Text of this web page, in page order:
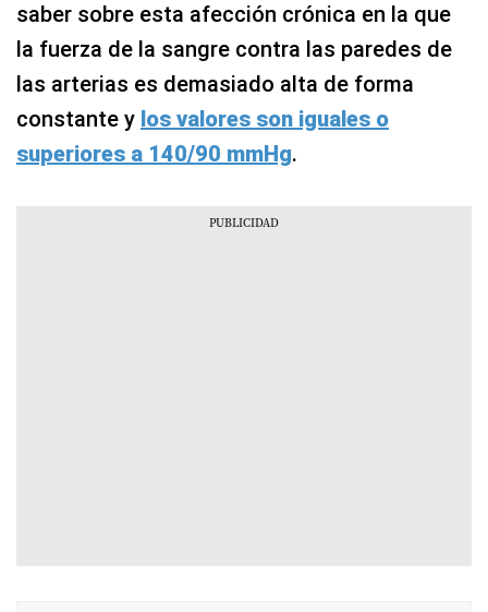
saber sobre esta afección crónica en la que
la fuerza de la sangre contra las paredes de
las arterias es demasiado alta de forma
constante y los valores son iguales o
superiores a 140/90 mmHg.